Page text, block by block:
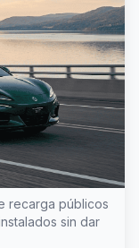
recarga públicos
sin dar